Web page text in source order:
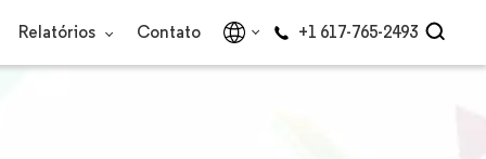
Relatórios Contato +1 617-765-2493